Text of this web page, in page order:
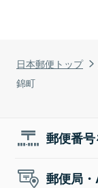
日本郵便トップ
錦町
郵便番
郵便局